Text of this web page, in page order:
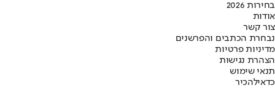
בחירות 2026
אודות
צור קשר
נבחרת הכתבים והפרשנים
מדיניות פרטיות
הצהרת נגישות
תנאי שימוש
כדאילהכיר